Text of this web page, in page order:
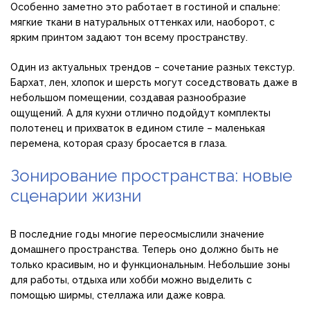
Особенно заметно это работает в гостиной и спальне:
мягкие ткани в натуральных оттенках или, наоборот, с
ярким принтом задают тон всему пространству.
Один из актуальных трендов – сочетание разных текстур.
Бархат, лен, хлопок и шерсть могут соседствовать даже в
небольшом помещении, создавая разнообразие
ощущений. А для кухни отлично подойдут комплекты
полотенец и прихваток в едином стиле – маленькая
перемена, которая сразу бросается в глаза.
Зонирование пространства: новые
сценарии жизни
В последние годы многие переосмыслили значение
домашнего пространства. Теперь оно должно быть не
только красивым, но и функциональным. Небольшие зоны
для работы, отдыха или хобби можно выделить с
помощью ширмы, стеллажа или даже ковра.